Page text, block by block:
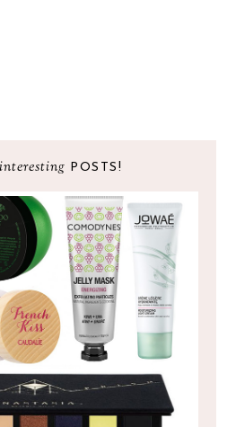
interesting POSTS!
A EXPERIMENTAR!